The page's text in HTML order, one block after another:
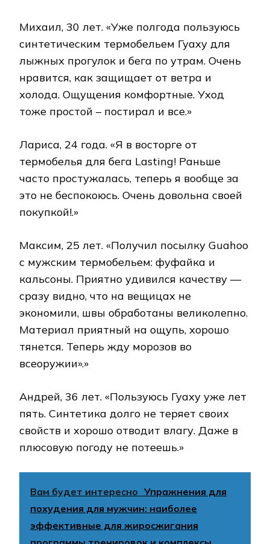
Михаил, 30 лет. «Уже полгода пользуюсь
синтетическим термобельем Гуаху для
лыжных прогулок и бега по утрам. Очень
нравится, как защищает от ветра и
холода. Ощущения комфортные. Уход
тоже простой – постирал и все.»
Лариса, 24 года. «Я в восторге от
термобелья для бега Lasting! Раньше
часто простужалась, теперь я вообще за
это не беспокоюсь. Очень довольна своей
покупкой!.»
Максим, 25 лет. «Получил посылку Guahoo
с мужским термобельем: фуфайка и
кальсоны. Приятно удивился качеству —
сразу видно, что на вещицах не
экономили, швы обработаны великолепно.
Материал приятный на ощупь, хорошо
тянется. Теперь жду морозов во
всеоружии».»
Андрей, 36 лет. «Пользуюсь Гуаху уже лет
пять. Синтетика долго не теряет своих
свойств и хорошо отводит влагу. Даже в
плюсовую погоду не потеешь.»
Вам будет интересно Упражнения для
похудения для мужчин: наиболее
эффективные для жиросжигания